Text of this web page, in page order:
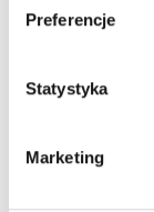
Preferencje
Statystyka
Marketing
I